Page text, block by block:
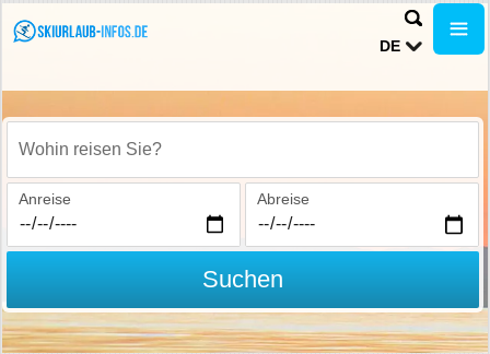
DE
Wohin reisen Sie?
Anreise Abreise
Suchen